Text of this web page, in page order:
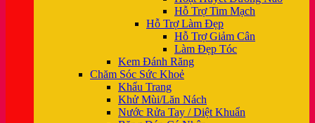
Hỗ Trợ Tim Mạch
Hỗ Trợ Làm Đẹp
Hỗ Trợ Giảm Cân
Làm Đẹp Tóc
Kem Đánh Răng
Chăm Sóc Sức Khoẻ
Khẩu Trang
Khử Mùi/Lăn Nách
Nước Rửa Tay / Diệt Khuẩn